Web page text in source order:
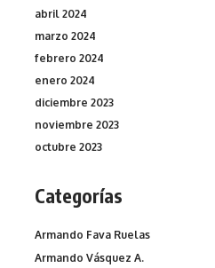
abril 2024
marzo 2024
febrero 2024
enero 2024
diciembre 2023
noviembre 2023
octubre 2023
Categorías
Armando Fava Ruelas
Armando Vásquez A.